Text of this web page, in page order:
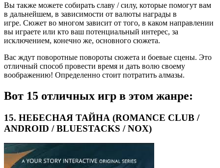
Вы также можете собирать славу / силу, которые помогут вам
в дальнейшем, в зависимости от валюты награды в
игре. Сюжет во многом зависит от того, в каком направлении
вы играете или кто ваш потенциальный интерес, за
исключением, конечно же, основного сюжета.
Вас ждут поворотные повороты сюжета и боевые сцены. Это
отличный способ провести время и дать волю своему
воображению! Определенно стоит потратить алмазы.
Вот 15 отличных игр в этом жанре:
15. НЕБЕСНАЯ ТАЙНА (ROMANCE CLUB /
ANDROID / BLUESTACKS / NOX)